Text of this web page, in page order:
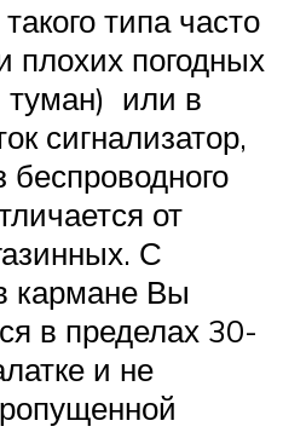
типа часто
плохих погодных
туман) или в
сигнализатор,
беспроводного
от
С
кармане Вы
в пределах 30-
и не